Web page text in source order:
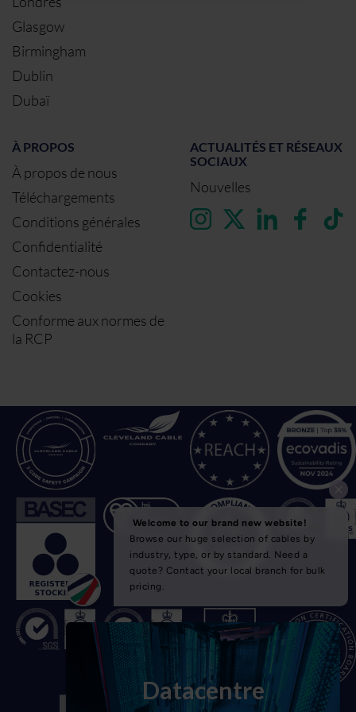
Glasgow
Birmingham
Dublin
Dubaï
À PROPOS
À propos de nous
Téléchargements
Conditions générales
Confidentialité
Contactez-nous
Cookies
Conforme aux normes de
la RCP
ACTUALITÉS ET RÉSEAUX
SOCIAUX
Nouvelles